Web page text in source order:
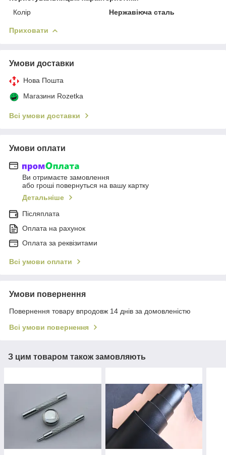
Колір
Нержавіюча сталь
Приховати
Умови доставки
Нова Пошта
Магазини Rozetka
Всі умови доставки
Умови оплати
Ви отримаєте замовлення
або гроші повернуться на вашу картку
Детальніше
Післяплата
Оплата на рахунок
Оплата за реквізитами
Всі умови оплати
Умови повернення
Повернення товару впродовж 14 днів за домовленістю
Всі умови повернення
З цим товаром також замовляють